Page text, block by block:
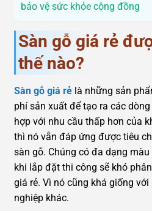
bảo vệ sức khỏe cộng đồng
Sàn gỗ giá rẻ
thế nào?
Sàn gỗ giá rẻ là những sản
phí sản xuất để tạo ra các
hợp với nhu cầu thấp hơn của
thì nó vẫn đáp ứng được tiêu
sàn gỗ. Chúng có đa dạng
khi lắp đặt thi công sẽ khó
giá rẻ. Vì nó cũng khá giống
nghiệp khác.